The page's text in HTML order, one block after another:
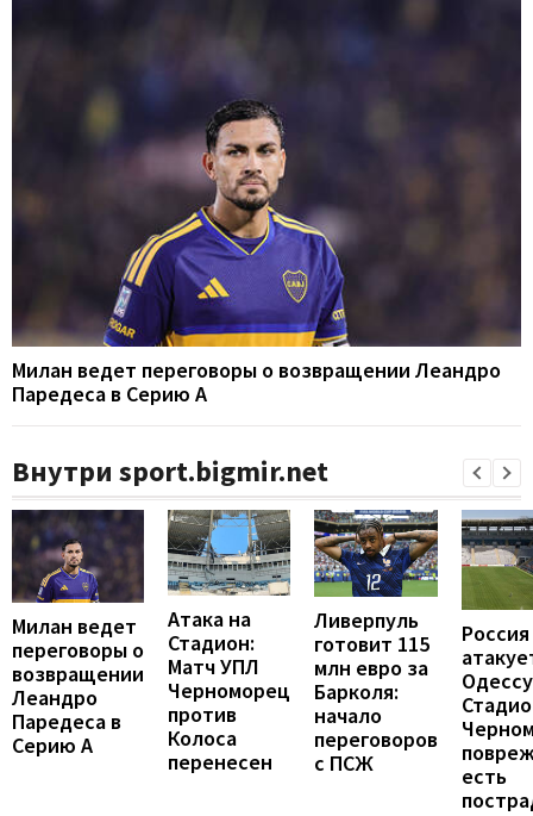
Милан ведет переговоры о возвращении Леандро
Паредеса в Серию А
Внутри sport.bigmir.net
Милан ведет
переговоры о
возвращении
Леандро
Паредеса в
Серию А
Атака на
Стадион:
Матч УПЛ
Черноморец
против
Колоса
перенесен
Ливерпуль
готовит 115
млн евро за
Барколя:
начало
переговоров
с ПСЖ
Россия
есть